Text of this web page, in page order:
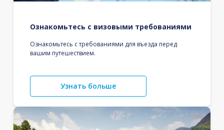
Ознакомьтесь с визовыми требованиями
Ознакомьтесь с требованиями для въезда перед
вашим путешествием.
Узнать больше